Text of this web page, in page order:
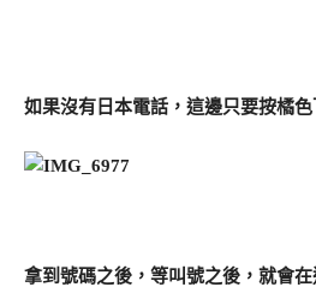
如果沒有日本電話，這邊只要按橘
拿到號碼之後，等叫號之後，就會